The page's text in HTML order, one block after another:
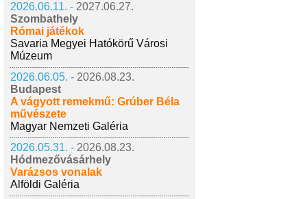
2026.06.11. - 2027.06.27.
Szombathely
Római játékok
Savaria Megyei Hatókörű Városi
Múzeum
2026.06.05. - 2026.08.23.
Budapest
A vágyott remekmű: Grúber Béla
művészete
Magyar Nemzeti Galéria
2026.05.31. - 2026.08.23.
Hódmezővásárhely
Varázsos vonalak
Alföldi Galéria